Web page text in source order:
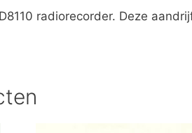
radiorecorder. Deze